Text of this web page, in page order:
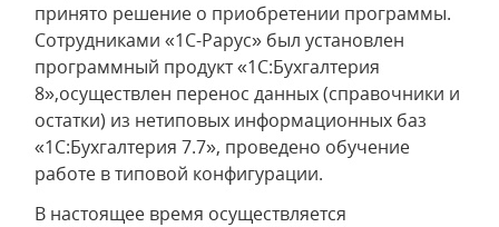
принято решение о приобретении программы.
Сотрудниками «1С-Рарус» был установлен
программный продукт «1С:Бухгалтерия
8»,осуществлен перенос данных (справочники и
остатки) из нетиповых информационных баз
«1С:Бухгалтерия 7.7», проведено обучение
работе в типовой конфигурации.
В настоящее время осуществляется